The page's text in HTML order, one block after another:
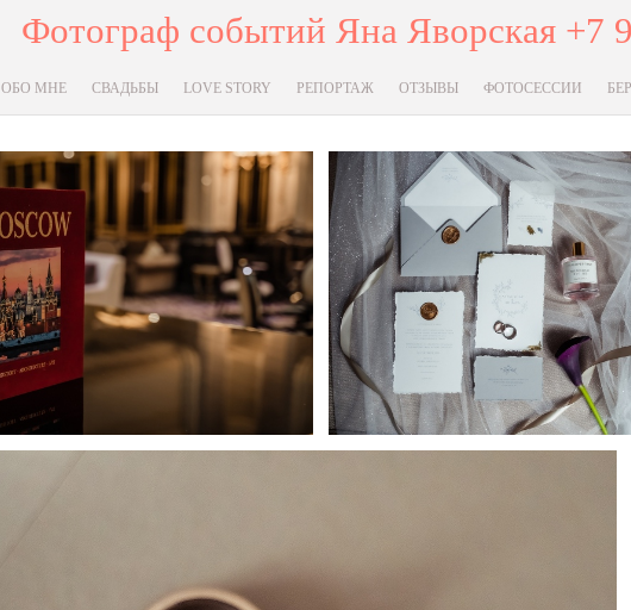
Фотограф событий Яна Яворская +7
ОБО МНЕ СВАДЬБЫ LOVE STORY РЕПОРТАЖ ОТЗЫВЫ ФОТОСЕССИИ